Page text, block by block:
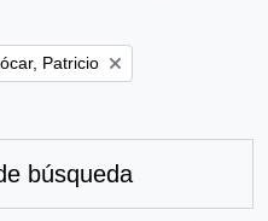
Patricio
búsqueda